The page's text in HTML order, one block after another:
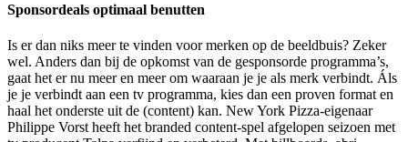
Sponsordeals optimaal benutten
Is er dan niks meer te vinden voor merken op de beeldbuis? Zeker
wel. Anders dan bij de opkomst van de gesponsorde programma’s,
gaat het er nu meer en meer om waaraan je je als merk verbindt. Áls
je je verbindt aan een tv programma, kies dan een proven format en
haal het onderste uit de (content) kan. New York Pizza-eigenaar
Philippe Vorst heeft het branded content-spel afgelopen seizoen met